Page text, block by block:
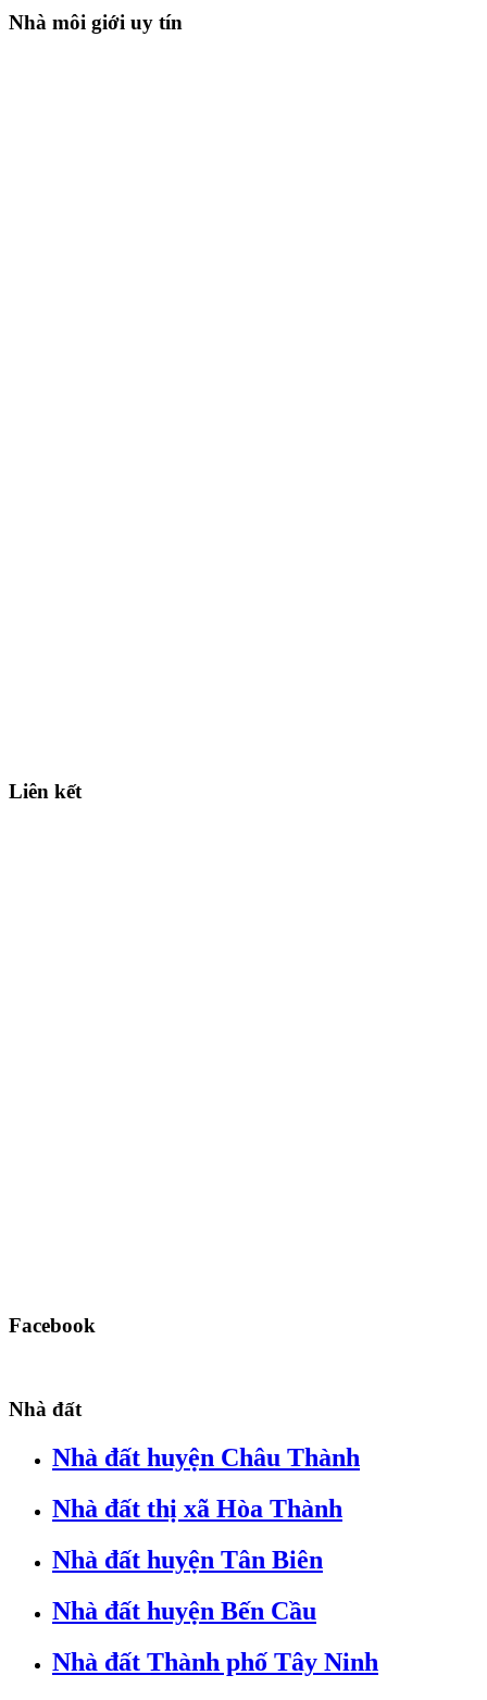
Nhà môi giới uy tín
Liên kết
Facebook
Nhà đất
Nhà đất huyện Châu Thành
Nhà đất thị xã Hòa Thành
Nhà đất huyện Tân Biên
Nhà đất huyện Bến Cầu
Nhà đất Thành phố Tây Ninh